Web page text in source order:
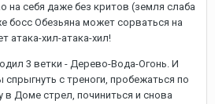
на себя даже без критов (земля слаба
босс Обезьяна может сорваться на
атака-хил-атака-хил!
3 ветки - Дерево-Вода-Огонь. И
с треноги, пробежаться по
в Доме стрел, починиться и снова